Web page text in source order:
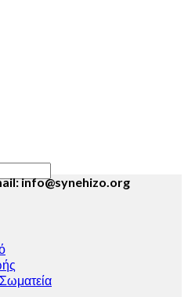
info@synehizo.org